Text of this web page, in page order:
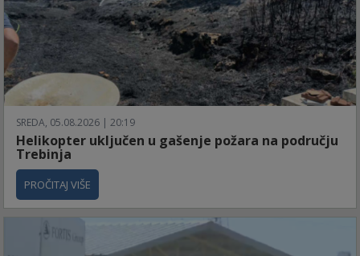
SREDA, 05.08.2026 | 20:19
Helikopter uključen u gašenje požara na području
Trebinja
PROČITAJ VIŠE